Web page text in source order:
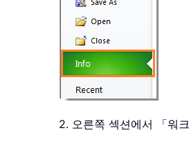
2. 오른쪽 섹션에서 「워